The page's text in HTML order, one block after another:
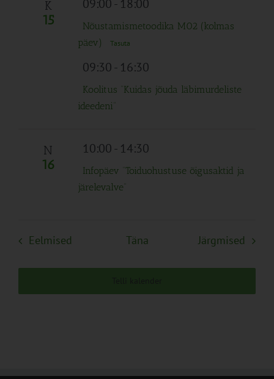
K
15
09:00- 18:00
Nõustamismetoodika M02 (kolmas
päev)
Tasuta
09:30- 16:30
Koolitus “Kuidas jõuda läbimurdeliste
ideedeni”
N
16
10:00- 14:30
Infopäev “Toiduohustuse õigusaktid ja
järelevalve”
Eelmised SündmusedTäna Järgmised